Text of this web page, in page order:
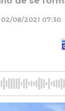
08/2021 07:30